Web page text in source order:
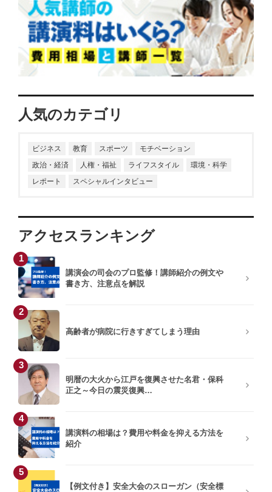
人気のカテゴリ
ビジネス 教育 スポーツ
モチベーション
政治・経済
人権・福祉 ライフスタイル
環境・科学
レポート
スペシャルインタビュー
アクセスランキング
1
講演会の司会のプロ監修！講師紹介の例文や
書き方、注意点を解説
2
高齢者が病院に行きすぎてしまう理由
3
明暦の大火から江戸を復興させた名君・保科
正之～今日の震災復興…
4
講演料の相場は？費用や料金を抑える方法を
紹介
5
【例文付き】安全大会のスローガン（安全標